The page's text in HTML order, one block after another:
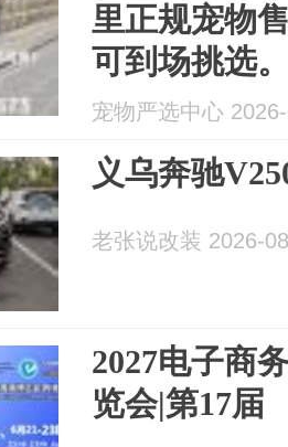
里正规宠物
可到场挑选
宠物严选中心
义乌奔驰
老张说改装 2026-
2027电子商
览会|第17届